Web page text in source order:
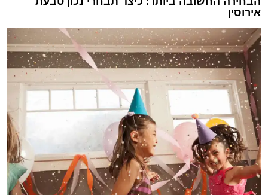
אירוסין